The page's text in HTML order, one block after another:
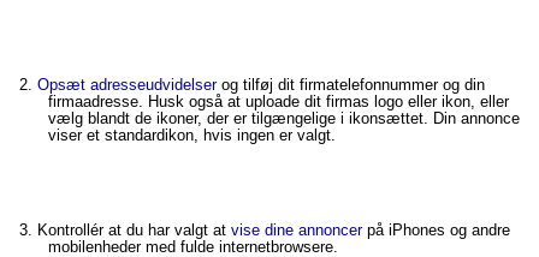
2. Opsæt adresseudvidelserog tilføj dit firmatelefonnummer og din
firmaadresse. Husk også at uploade dit firmas logo eller ikon, eller
vælg blandt de ikoner, der er tilgængelige i ikonsættet. Din annonce
viser et standardikon, hvis ingen er valgt.
3. Kontrollér at du har valgt at vise dine annoncerpå iPhones og andre
mobilenheder med fulde internetbrowsere.